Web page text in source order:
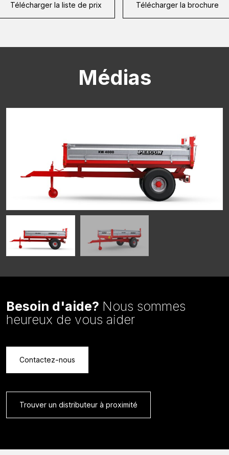
Télécharger la liste de prix Télécharger la brochure
Médias
Besoin d'aide? Nous sommes
heureux de vous aider
Contactez-nous
Trouver un distributeur à proximité
CAPTCHA